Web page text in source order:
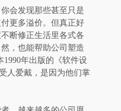
会发现那些甚至只是
更多溢价。但真正好
断修正生活里各式各
，也能帮助公司塑造
1990年出版的《软件设
人爱戴，是因为他们掌